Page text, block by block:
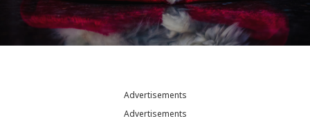
Advertisements
Advertisements